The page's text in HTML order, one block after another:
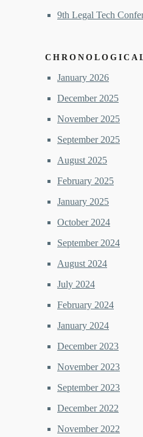
9th Legal Tech
January 2026
December 2025
November 2025
September 2025
August 2025
February 2025
January 2025
October 2024
September 2024
August 2024
July 2024
February 2024
January 2024
December 2023
November 2023
September 2023
December 2022
November 2022